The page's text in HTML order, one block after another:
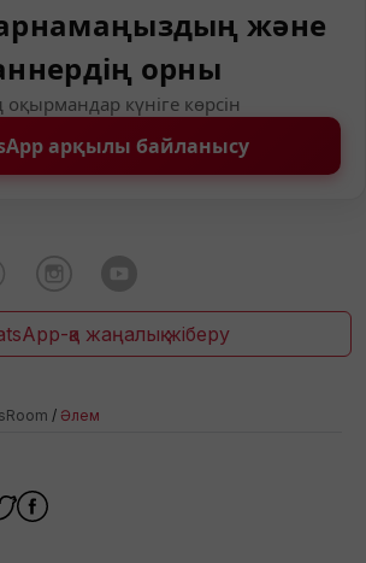
және
орны
оқырмандар күніге көрсін
арқылы байланысу
қа жаңалық жіберу
/ Әлем